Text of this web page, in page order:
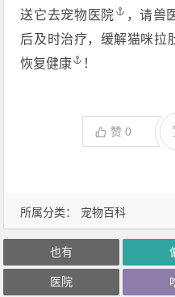
所属分类： 宠物百科
送它去宠物 医院
，请兽
后及时治疗，缓解猫咪拉
恢复健康 ！
赞0
也有
医院